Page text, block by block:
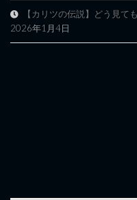
【カリツの伝説】どう見て
2026年1月4日